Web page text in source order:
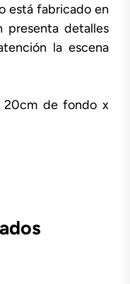
está fabricado en
presenta detalles
la escena
20cm de fondo x